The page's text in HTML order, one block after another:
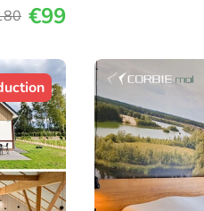
€99